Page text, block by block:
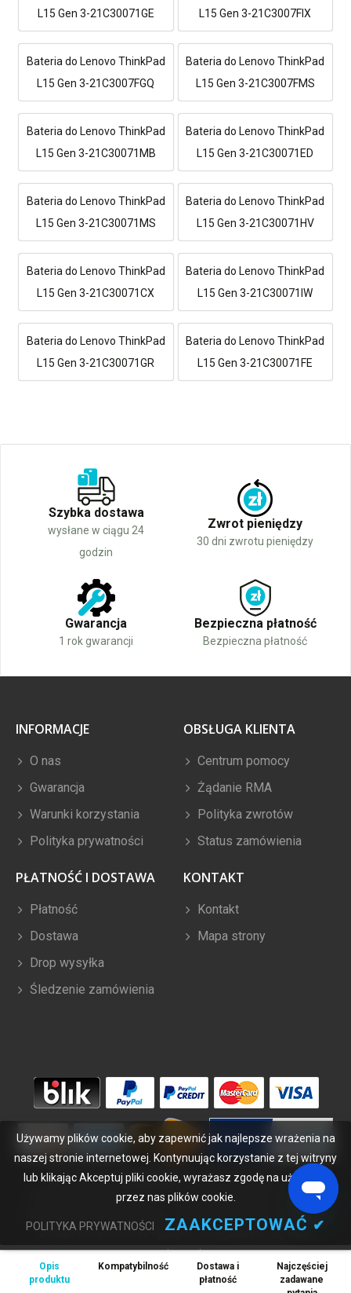
Opis
produktu
Kompatybilność
Dostawa i
płatność
Najczęściej
zadawane
L15 Gen 3-21C30071GE
L15 Gen 3-21C3007FIX
Bateria do Lenovo ThinkPad
L15 Gen 3-21C3007FGQ
Bateria do Lenovo ThinkPad
L15 Gen 3-21C3007FMS
Bateria do Lenovo ThinkPad
L15 Gen 3-21C30071MB
Bateria do Lenovo ThinkPad
L15 Gen 3-21C30071ED
Bateria do Lenovo ThinkPad
L15 Gen 3-21C30071MS
Bateria do Lenovo ThinkPad
L15 Gen 3-21C30071HV
Bateria do Lenovo ThinkPad
L15 Gen 3-21C30071CX
Bateria do Lenovo ThinkPad
L15 Gen 3-21C30071IW
Bateria do Lenovo ThinkPad
L15 Gen 3-21C30071GR
Bateria do Lenovo ThinkPad
L15 Gen 3-21C30071FE
Szybka dostawa
wysłane w ciągu 24
godzin
Zwrot pieniędzy
30 dni zwrotu pieniędzy
Gwarancja
1 rok gwarancji
Bezpieczna płatność
Bezpieczna płatność
INFORMACJE
O nas
Gwarancja
Warunki korzystania
Polityka prywatności
OBSŁUGA KLIENTA
Centrum pomocy
Żądanie RMA
Polityka zwrotów
Status zamówienia
PŁATNOŚĆ I DOSTAWA
Płatność
Dostawa
Drop wysyłka
Śledzenie zamówienia
KONTAKT
Kontakt
Mapa strony
Copyright ©2026 bateriabuy.pl. Wszelkie prawa zastrzeżone.
Wyznaczone znaki handlowe i marki są własnością ich właścicieli.
BateriaBuy.pl nie jest powiązany z żadnymi markami OEM. Wszystkie
produkty na tej stronie są ogólnymi, nieoryginalnymi częściami
zamiennymi.
Wymienione nazwy marek i oznaczenia modeli mają jedynie na celu
Używamy plików cookie, aby zapewnić jak najlepsze wrażenia na
naszej stronie internetowej. Kontynuując korzystanie z tej witryny
lub klikając Akceptuj pliki cookie, wyrażasz zgodę na używanie
przez nas plików cookie.
POLITYKA PRYWATNOŚCI ZAAKCEPTOWAĆ ✔